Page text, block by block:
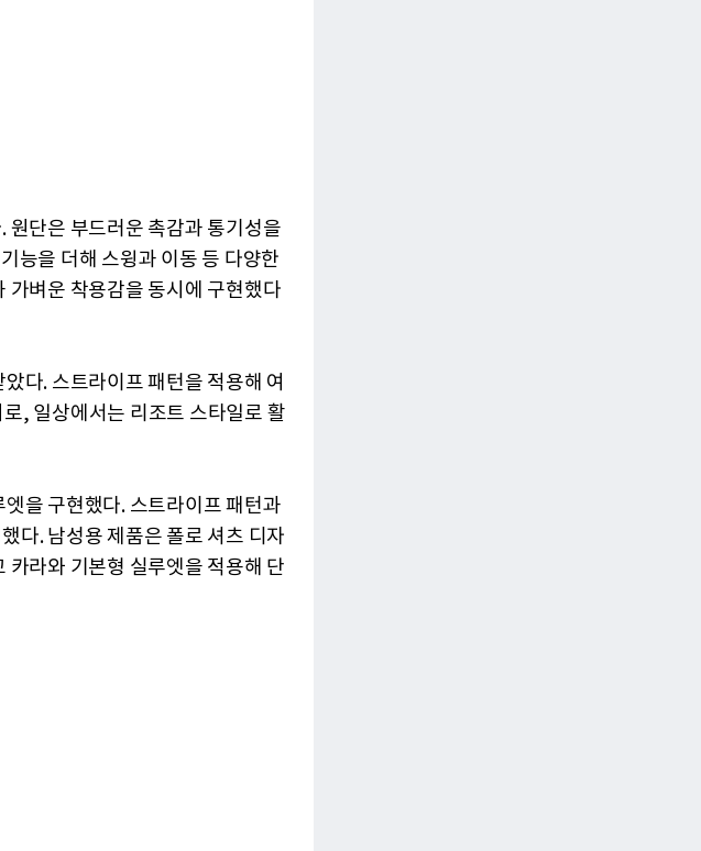
원단은 부드러운 촉감과 통기성을
능을 더해 스윙과 이동 등 다양한
가벼운 착용감을 동시에 구현했다
다. 스트라이프 패턴을 적용해 여
, 일상에서는 리조트 스타일로 활
을 구현했다. 스트라이프 패턴과
다. 남성용 제품은 폴로 셔츠 디자
카라와 기본형 실루엣을 적용해 단